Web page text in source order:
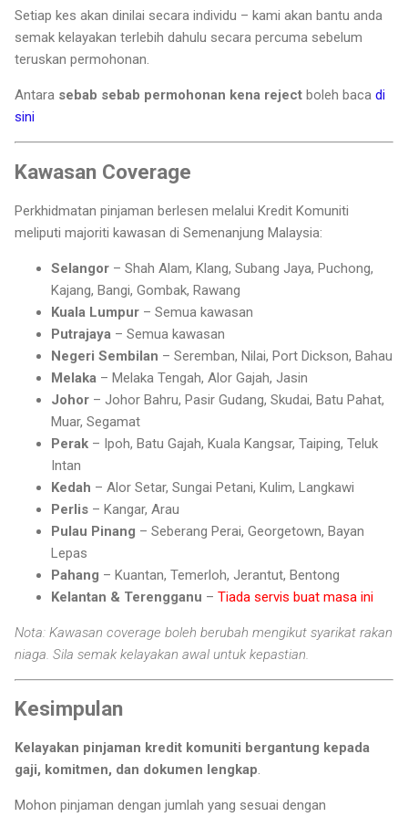
Setiap kes akan dinilai secara individu – kami akan bantu anda
semak kelayakan terlebih dahulu secara percuma sebelum
teruskan permohonan.
Antara sebab sebab permohonan kena reject boleh baca di
sini
Kawasan Coverage
Perkhidmatan pinjaman berlesen melalui Kredit Komuniti
meliputi majoriti kawasan di Semenanjung Malaysia:
Selangor – Shah Alam, Klang, Subang Jaya, Puchong,
Kajang, Bangi, Gombak, Rawang
Kuala Lumpur – Semua kawasan
Putrajaya – Semua kawasan
Negeri Sembilan – Seremban, Nilai, Port Dickson, Bahau
Melaka – Melaka Tengah, Alor Gajah, Jasin
Johor – Johor Bahru, Pasir Gudang, Skudai, Batu Pahat,
Muar, Segamat
Perak – Ipoh, Batu Gajah, Kuala Kangsar, Taiping, Teluk
Intan
Kedah – Alor Setar, Sungai Petani, Kulim, Langkawi
Perlis – Kangar, Arau
Pulau Pinang – Seberang Perai, Georgetown, Bayan
Lepas
Pahang – Kuantan, Temerloh, Jerantut, Bentong
Kelantan & Terengganu – Tiada servis buat masa ini
Nota: Kawasan coverage boleh berubah mengikut syarikat rakan
niaga. Sila semak kelayakan awal untuk kepastian.
Kesimpulan
Kelayakan pinjaman kredit komuniti bergantung kepada
gaji, komitmen, dan dokumen lengkap.
Mohon pinjaman dengan jumlah yang sesuai dengan